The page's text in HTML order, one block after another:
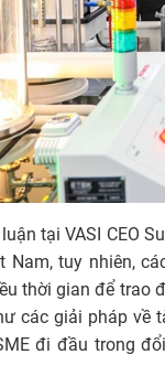
tại VASI CEO
tuy nhiên,
thời gian để trao
các giải pháp về
đi đầu trong